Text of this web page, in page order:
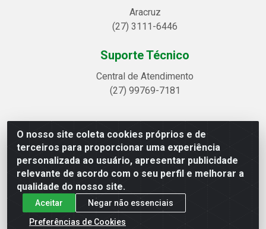
O nosso site coleta cookies próprios e de
terceiros para proporcionar uma experiência
personalizada ao usuário, apresentar publicidade
relevante de acordo com o seu perfil e melhorar a
qualidade do nosso site.
Aceitar
Negar não essenciais
Preferências de Cookies
Aracruz
(27) 3111-6446
Suporte Técnico
Central de Atendimento
(27) 99769-7181
Linhavix Distribuidora LTDA - Avenida Alegre, 2521 -
Quadra314 Lote 05 e 07 - Shell, Linhares/ES - CEP
29.901-605 - CNPJ 20.857.514/0001-75